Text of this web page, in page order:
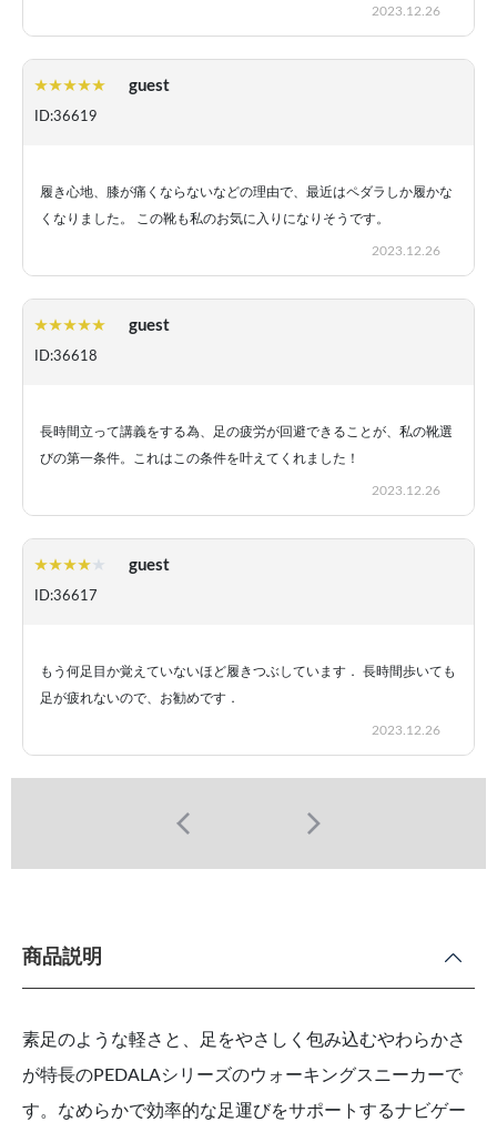
2023.12.26
guest
ID:36619
履き心地、膝が痛くならないなどの理由で、最近はペダラしか履かな
くなりました。 この靴も私のお気に入りになりそうです。
2023.12.26
guest
ID:36618
長時間立って講義をする為、足の疲労が回避できることが、私の靴選
びの第一条件。これはこの条件を叶えてくれました！
2023.12.26
guest
ID:36617
もう何足目か覚えていないほど履きつぶしています． 長時間歩いても
足が疲れないので、お勧めです．
2023.12.26
商品説明
素足のような軽さと、足をやさしく包み込むやわらかさ
が特長のPEDALAシリーズのウォーキングスニーカーで
す。なめらかで効率的な足運びをサポートするナビゲー